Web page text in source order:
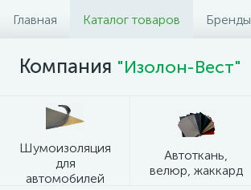
Главная Каталог товаров Бренды
Компания "Изолон-Вест"
Шумоизоляция
для
автомобилей
Автоткань,
велюр, жаккард